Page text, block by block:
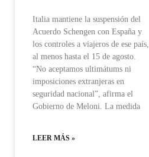
Italia mantiene la suspensión del
Acuerdo Schengen con España y
los controles a viajeros de ese país,
al menos hasta el 15 de agosto.
“No aceptamos ultimátums ni
imposiciones extranjeras en
seguridad nacional”, afirma el
Gobierno de Meloni. La medida
LEER MÁS »